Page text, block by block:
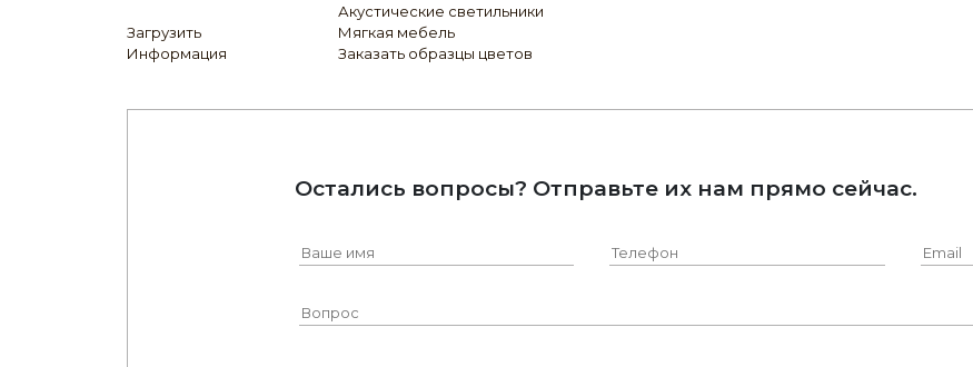
Загрузить
Информация
Акустические светильники
Мягкая мебель
Заказать образцы цветов
Остались вопросы? Отправьте их нам прямо сейчас.